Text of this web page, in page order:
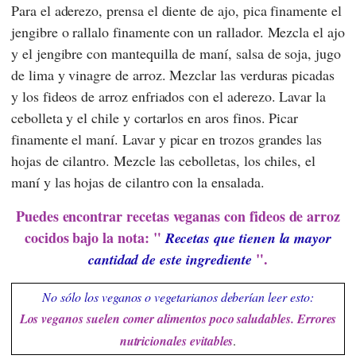
Para el aderezo, prensa el diente de ajo, pica finamente el
jengibre o rallalo finamente con un rallador. Mezcla el ajo
y el jengibre con mantequilla de maní, salsa de soja, jugo
de lima y vinagre de arroz. Mezclar las verduras picadas
y los fideos de arroz enfriados con el aderezo. Lavar la
cebolleta y el chile y cortarlos en aros finos. Picar
finamente el maní. Lavar y picar en trozos grandes las
hojas de cilantro. Mezcle las cebolletas, los chiles, el
maní y las hojas de cilantro con la ensalada.
Puedes encontrar recetas veganas con fideos de arroz
cocidos bajo la nota: "Recetas que tienen la mayor
cantidad de este ingrediente ".
No sólo los veganos o vegetarianos deberían leer esto:
Los veganos suelen comer alimentos poco saludables. Errores
nutricionales evitables.